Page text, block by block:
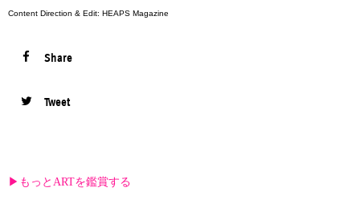
Content Direction & Edit: HEAPS Magazine
Share
Tweet
▶︎もっとARTを鑑賞する